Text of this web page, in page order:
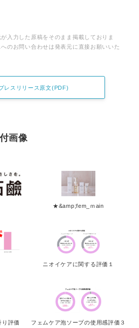
入力した原稿をそのまま掲載しておりま
のお問い合わせは発表元に直接お願いいた
レスリリース原文(PDF)
画像
★&amp;fem_ｍain
ニオイケアに関する評価１
り評価
フェムケア泡ソープの使用感評価３